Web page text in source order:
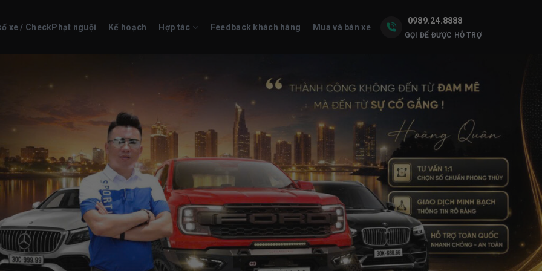
xe / CheckPhạt nguội Kế hoạch Hợp tác Feedback khách hàng Mua và bán xe
0989.24.8888
GỌI ĐỂ ĐƯỢC HỖ TRỢ